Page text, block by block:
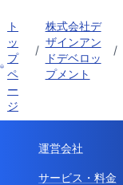
ト
ッ
プ
ペ
ー
ジ
/
株式会社デ
ザインアン
ドデベロッ
プメント
/
運営会社
サービス・料金